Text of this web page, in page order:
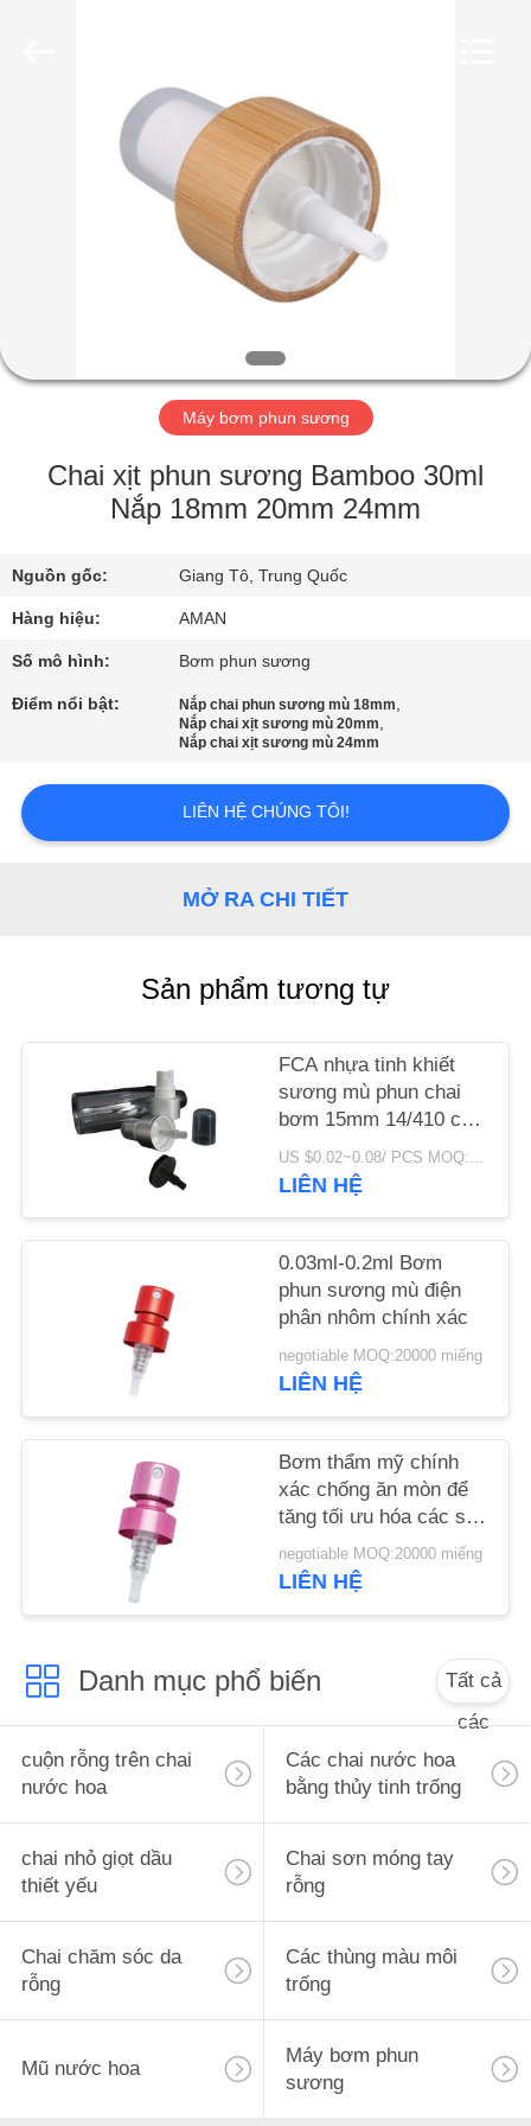
TRANG
VIDEO
CHƯƠNG
VỀ
CHÚNG
TÔI
THAM
QUAN
SOÁT
CHẤT
LƯỢNG
HỆ
TIN
ÁN
YÊU
CẦU
BÁO
SƠ
ĐỒ
TRANG
WEB
PRIVACY
Máy bơm phun sương
Chai xịt phun sương Bamboo 30ml
Nắp 18mm 20mm 24mm
Nguồn gốc: Giang Tô, Trung Quốc
Hàng hiệu: AMAN
Số mô hình: Bơm phun sương
Điểm nổi bật: Nắp chai phun sương mù 18mm,
Nắp chai xịt sương mù 20mm,
Nắp chai xịt sương mù 24mm
LIÊN HỆ CHÚNG TÔI!
MỞ RA CHI TIẾT
Sản phẩm tương tự
FCA nhựa tinh khiết
sương mù phun chai
bơm 15mm 14/410 cho
nước hoa chất lỏng
US $0.02~0.08/ PCS MOQ:10000 chiếc
LIÊN HỆ
0.03ml-0.2ml Bơm
phun sương mù điện
phân nhôm chính xác
negotiable MOQ:20000 miếng
LIÊN HỆ
Bơm thẩm mỹ chính
xác chống ăn mòn để
tăng tối ưu hóa các sản
phẩm mỹ phẩm
negotiable MOQ:20000 miếng
LIÊN HỆ
Danh mục phổ biến
Tất cả
các
cuộn rỗng trên chai
nước hoa
Các chai nước hoa
bằng thủy tinh trống
chai nhỏ giọt dầu
thiết yếu
Chai sơn móng tay
rỗng
Chai chăm sóc da
rỗng
Các thùng màu môi
trống
Mũ nước hoa
Máy bơm phun
sương